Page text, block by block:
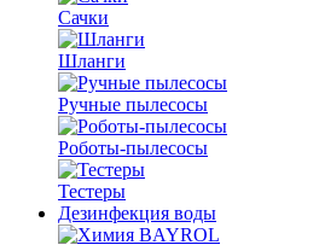
Сачки
Шланги
Ручные пылесосы
Роботы-пылесосы
Тестеры
Дезинфекция воды